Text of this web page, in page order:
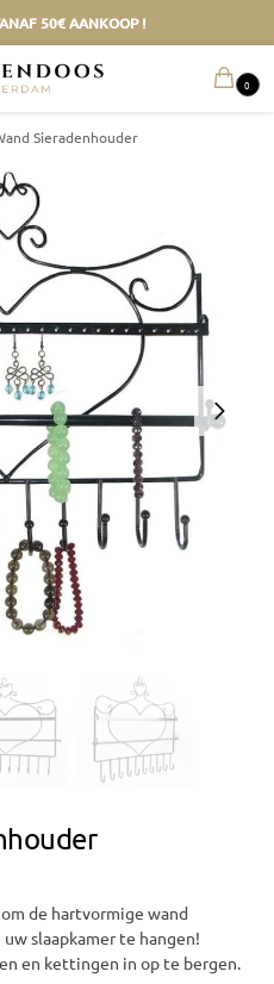
50€ AANKOOP !
0
Sieradenhouder
de hartvormige wand
slaapkamer te hangen!
en kettingen in op te bergen.